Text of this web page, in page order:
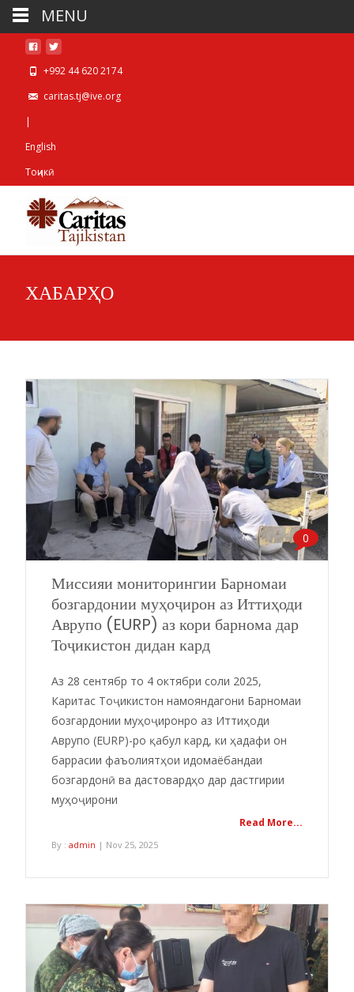
+992 44 620 2174
caritas.tj@ive.org
|
English
Тоҷикӣ
ХАБАРҲО
0
Миссияи мониторингии Барномаи
бозгардонии муҳоҷирон аз Иттиҳоди
Аврупо (EURP) аз кори барнома дар
Тоҷикистон дидан кард
Аз 28 сентябр то 4 октябри соли 2025,
Каритас Тоҷикистон намояндагони Барномаи
бозгардонии муҳоҷиронро аз Иттиҳоди
Аврупо (EURP)-ро қабул кард, ки ҳадафи он
баррасии фаъолиятҳои идомаёбандаи
бозгардонӣ ва дастовардҳо дар дастгирии
муҳоҷирони
Read More...
By : admin | Nov 25, 2025
MENU